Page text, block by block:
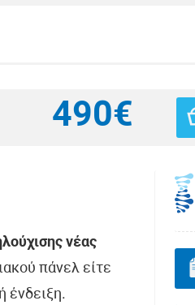
490€
νέας
πάνελ είτε
ένδειξη.